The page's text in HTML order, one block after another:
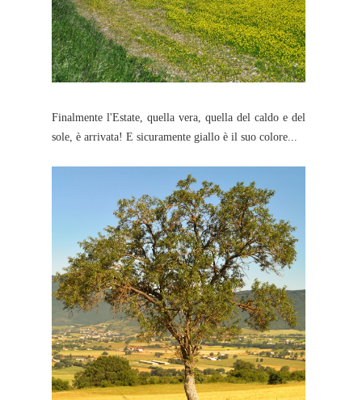
Finalmente l'Estate, quella vera, quella del caldo e del
sole, è arrivata! E sicuramente giallo è il suo colore...